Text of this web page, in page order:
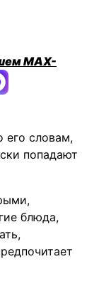
MAX-
его словам,
попадают
блюда,